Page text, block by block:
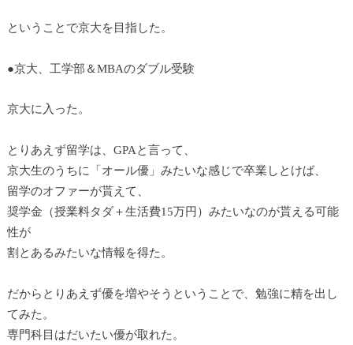
ということで京大を目指した。
●京大、工学部＆MBAのダブル受験
京大に入った。
とりあえず留学は、GPAと言って、
京大生のうちに「オール優」みたいな感じで卒業しとけば、
留学のオファーが貰えて、
奨学金（授業料タダ＋生活費15万円）みたいなのが貰える可能
性が
割とあるみたいな情報を得た。
だからとりあえず優を増やそうということで、勉強に精を出し
てみた。
専門科目はだいたい優が取れた。